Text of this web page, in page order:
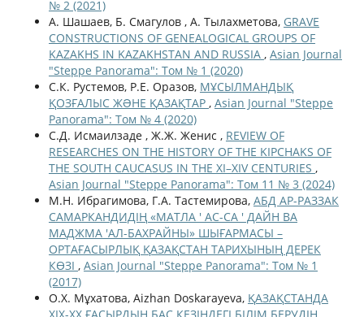
№ 2 (2021)
А. Шашаев, Б. Смагулов , А. Тылахметова, GRAVE
CONSTRUCTIONS OF GENEALOGICAL GROUPS OF
KAZAKHS IN KAZAKHSTAN AND RUSSIA , Asian Journal
"Steppe Panorama": Том № 1 (2020)
С.К. Рустемов, Р.Е. Оразов, МҰСЫЛМАНДЫҚ
ҚОЗҒАЛЫС ЖƏНЕ ҚАЗАҚТАР , Asian Journal "Steppe
Panorama": Том № 4 (2020)
С.Д. Исмаилзаде , Ж.Ж. Женис , REVIEW OF
RESEARCHES ON THE HISTORY OF THE KIPCHAKS OF
THE SOUTH CAUCASUS IN THE XI–XIV CENTURIES ,
Asian Journal "Steppe Panorama": Том 11 № 3 (2024)
М.Н. Ибрагимова, Г.А. Тастемирова, АБД АР-РАЗЗАК
САМАРКАНДИДІҢ «МАТЛА ' АС-СА ' ДАЙН ВА
МАДЖМА 'АЛ-БАХРАЙНЫ» ШЫҒАРМАСЫ –
ОРТАҒАСЫРЛЫҚ ҚАЗАҚСТАН ТАРИХЫНЫҢ ДЕРЕК
КӨЗІ , Asian Journal "Steppe Panorama": Том № 1
(2017)
О.Х. Мұхатова, Aizhan Doskarayeva, ҚАЗАҚСТАНДА